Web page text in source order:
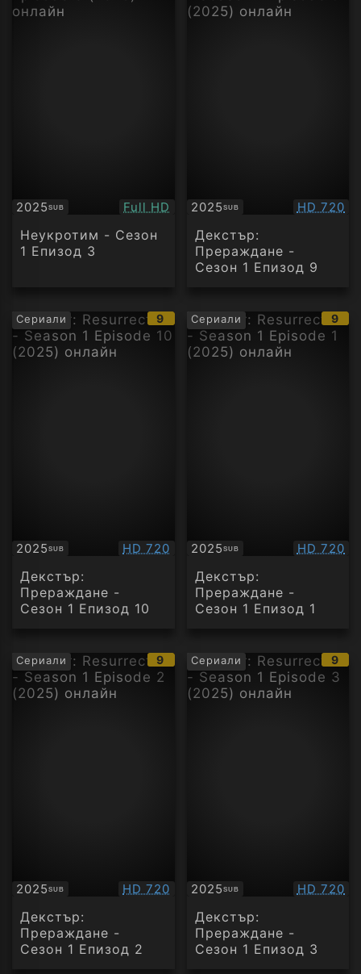
2025SUB
Субтитри Качество:
Full HD
Неукротим - Сезон
1 Епизод 3
2025SUB
Субтитри HD 720
Декстър:
Прераждане -
Сезон 1 Епизод 9
Сериали
IMDb
рейтинг:
9
2025SUB
Субтитри Качество:
HD 720
Декстър:
Прераждане -
Сезон 1 Епизод 10
Сериали 9
2025SUB
Субтитри HD 720
Декстър:
Прераждане -
Сезон 1 Епизод 1
Сериали
IMDb
рейтинг:
9
2025SUB
Субтитри Качество:
HD 720
Декстър:
Прераждане -
Сезон 1 Епизод 2
Сериали 9
2025SUB
Субтитри HD 720
Декстър:
Прераждане -
Сезон 1 Епизод 3